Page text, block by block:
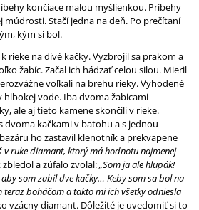
končiace malou myšlienkou. Príbehy
Stačí jedna na deň. Po prečítaní
kým si bol.
rieke na divé kačky. Vyzbrojil sa prakom a
žabíc. Začal ich hádzať celou silou. Mieril
voľkali na brehu rieky. Vyhodené
hlbokej vode. Iba dvoma žabicami
ale aj tieto kamene skončili v rieke.
dvoma kačkami v batohu a s jednou
ho zastavil klenotník a prekvapene
v ruke diamant, ktorý má hodnotu najmenej
a zúfalo zvolal:„Som ja ale hlupák!
som zabil dve kačky… Keby som sa bol na
boháčom a takto mi ich všetky odniesla
vzácny diamant. Dôležité je uvedomiť si to